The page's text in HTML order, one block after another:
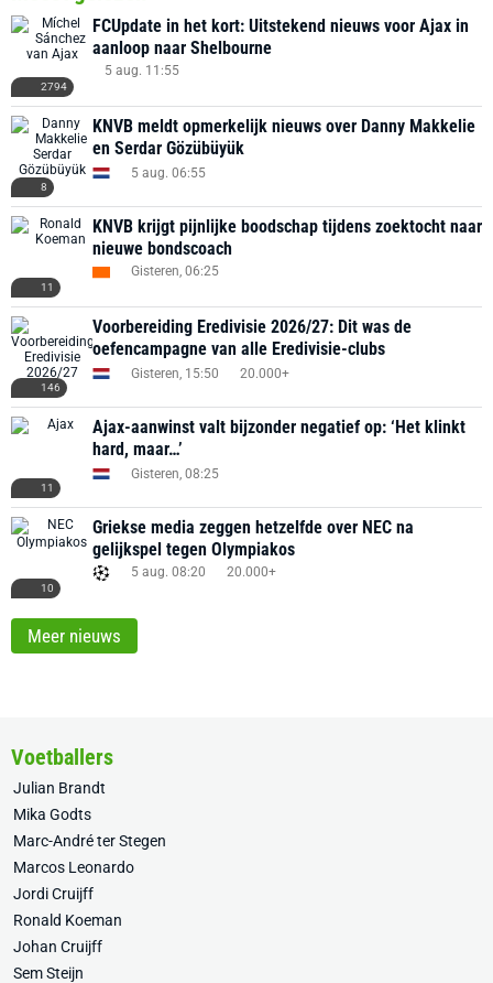
2794
FCUpdate in het kort: Uitstekend nieuws voor Ajax in
aanloop naar Shelbourne
5 aug. 11:55
8
KNVB meldt opmerkelijk nieuws over Danny Makkelie
en Serdar Gözübüyük
5 aug. 06:55
11
KNVB krijgt pijnlijke boodschap tijdens zoektocht naar
nieuwe bondscoach
Gisteren, 06:25
146
Voorbereiding Eredivisie 2026/27: Dit was de
oefencampagne van alle Eredivisie-clubs
Gisteren, 15:50 20.000+
11
Ajax-aanwinst valt bijzonder negatief op: ‘Het klinkt
hard, maar…’
Gisteren, 08:25
10
Griekse media zeggen hetzelfde over NEC na
gelijkspel tegen Olympiakos
5 aug. 08:20 20.000+
Meer nieuws
Voetballers
Julian Brandt
Mika Godts
Marc-André ter Stegen
Marcos Leonardo
Jordi Cruijff
Ronald Koeman
Johan Cruijff
Sem Steijn